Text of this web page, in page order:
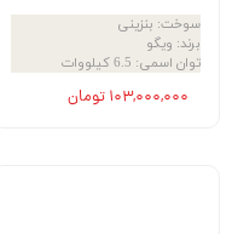
سوخت: بنزینی
برند: ویگو
توان اسمی: 6.5 کیلووات
۱۰۳,۰۰۰,۰۰۰ تومان